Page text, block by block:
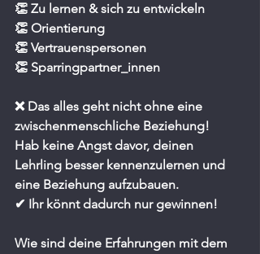
👏 Zu lernen & sich zu entwickeln
👏 Orientierung
👏 Vertrauenspersonen
👏 Sparringpartner_innen
❌ Das alles geht nicht ohne eine
zwischenmenschliche Beziehung!
Hab keine Angst davor, deinen
Lehrling besser kennenzulernen und
eine Beziehung aufzubauen.
✔ Ihr könnt dadurch nur gewinnen!
Wie sind deine Erfahrungen mit dem